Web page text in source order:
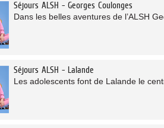
Séjours ALSH - Georges Coulonges
Dans les belles aventures de l’ALSH
Séjours ALSH - Lalande
Les adolescents font de Lalande le